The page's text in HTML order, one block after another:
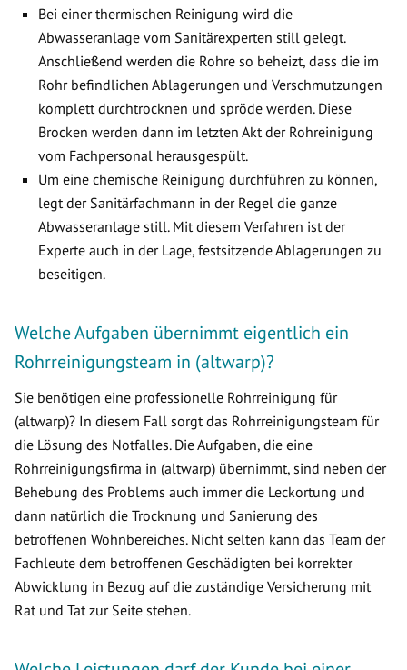
Bei einer thermischen Reinigung wird die
Abwasseranlage vom Sanitärexperten still gelegt.
Anschließend werden die Rohre so beheizt, dass die im
Rohr befindlichen Ablagerungen und Verschmutzungen
komplett durchtrocknen und spröde werden. Diese
Brocken werden dann im letzten Akt der Rohreinigung
vom Fachpersonal herausgespült.
Um eine chemische Reinigung durchführen zu können,
legt der Sanitärfachmann in der Regel die ganze
Abwasseranlage still. Mit diesem Verfahren ist der
Experte auch in der Lage, festsitzende Ablagerungen zu
beseitigen.
Welche Aufgaben übernimmt eigentlich ein
Rohrreinigungsteam in (altwarp)?
Sie benötigen eine professionelle Rohrreinigung für
(altwarp)? In diesem Fall sorgt das Rohrreinigungsteam für
die Lösung des Notfalles. Die Aufgaben, die eine
Rohrreinigungsfirma in (altwarp) übernimmt, sind neben der
Behebung des Problems auch immer die Leckortung und
dann natürlich die Trocknung und Sanierung des
betroffenen Wohnbereiches. Nicht selten kann das Team der
Fachleute dem betroffenen Geschädigten bei korrekter
Abwicklung in Bezug auf die zuständige Versicherung mit
Rat und Tat zur Seite stehen.